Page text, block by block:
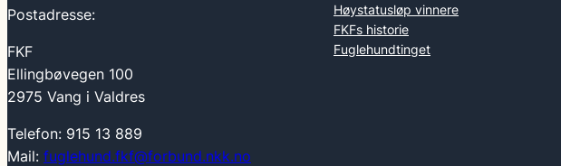
Postadresse:
FKF
Ellingbøvegen 100
2975 Vang i Valdres
Telefon: 915 13 889
Mail: fuglehund.fkf@forbund.nkk.no
Høystatusløp vinnere
FKFs historie
Fuglehundtinget